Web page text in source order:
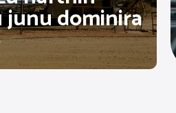
junu dominira